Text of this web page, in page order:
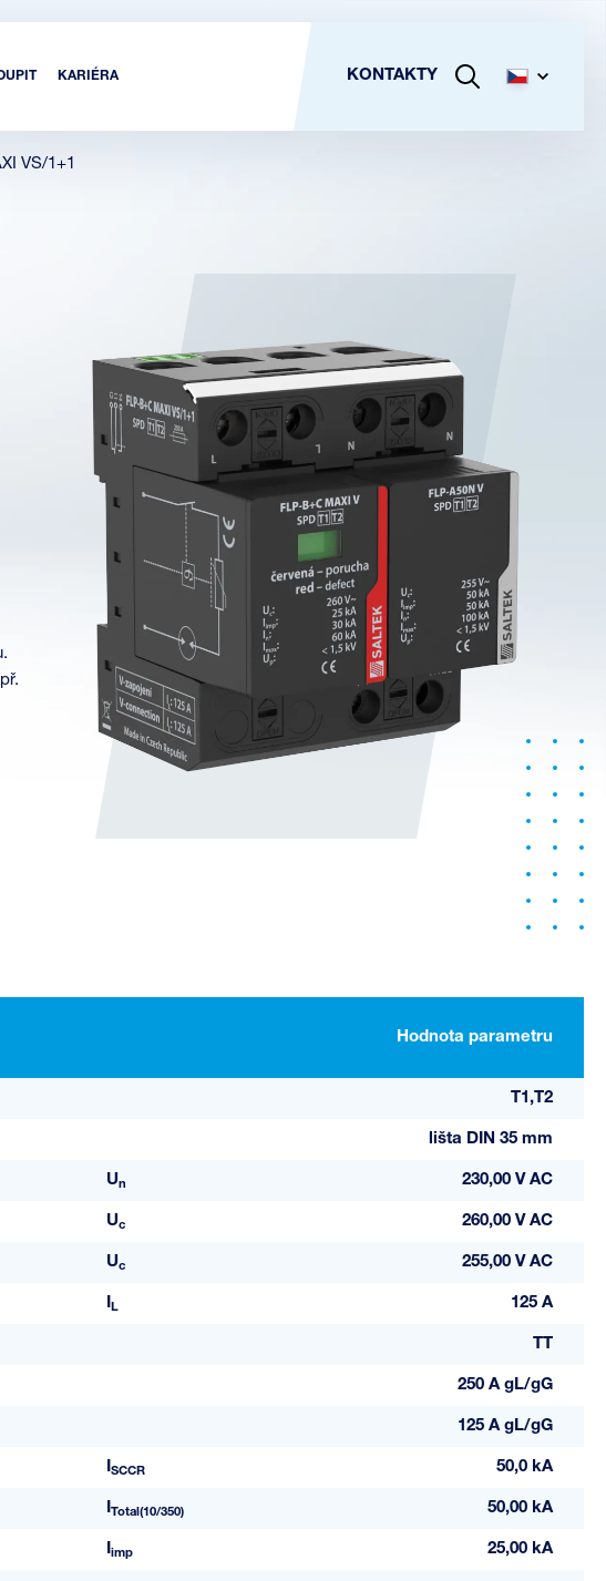
KARIÉRA KONTAKTY
VS/1+1
Hodnota parametru
T1,T2
lišta DIN 35 mm
Un 230,00 V AC
Uc 260,00 V AC
Uc 255,00 V AC
IL 125 A
TT
250 A gL/gG
125 A gL/gG
ISCCR 50,0 kA
ITotal(10/350) 50,00 kA
Iimp 25,00 kA